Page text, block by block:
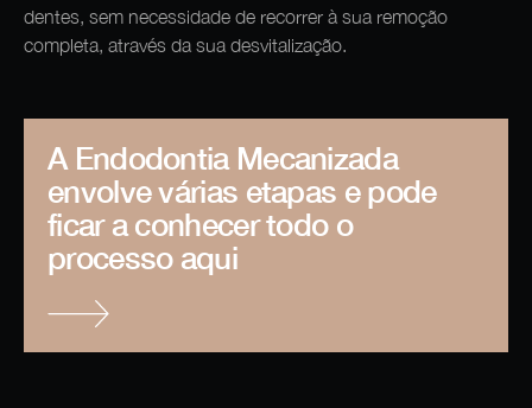
dentes, sem necessidade de recorrer à sua remoção
completa, através da sua desvitalização.
A Endodontia Mecanizada
envolve várias etapas e pode
ficar a conhecer todo o
processo aqui